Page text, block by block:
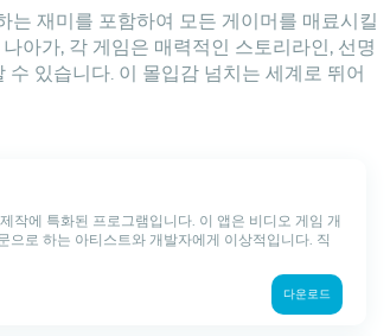
재미를 포함하여 모든 게이머를 매료시킬
아가, 각 게임은 매력적인 스토리라인, 선명
있습니다. 이 몰입감 넘치는 세계로 뛰어
작에 특화된 프로그램입니다. 이 앱은 비디오 게임 개
으로 하는 아티스트와 개발자에게 이상적입니다. 직
다운로드